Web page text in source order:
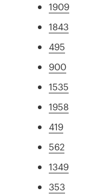
1909
1843
495
900
1535
1958
419
562
1349
353